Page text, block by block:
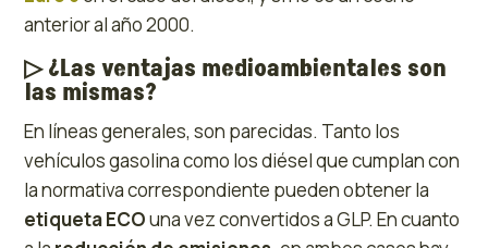
anterior al año 2000.
▷¿Las ventajas medioambientales son
las mismas?
En líneas generales, son parecidas. Tanto los
vehículos gasolina como los diésel que cumplan con
la normativa correspondiente pueden obtener la
etiqueta ECOuna vez convertidos a GLP. En cuanto